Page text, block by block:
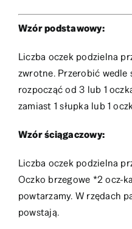
Wzór podstawowy:
Liczba oczek podzielna
zwrotne. Przerobić wedle
rozpocząć od 3 lub 1
zamiast 1 słupka lub 1
Wzór ściągaczowy:
Liczba oczek podzielna
Oczko brzegowe *2 ocz-
powtarzamy. W rzędach
powstają.